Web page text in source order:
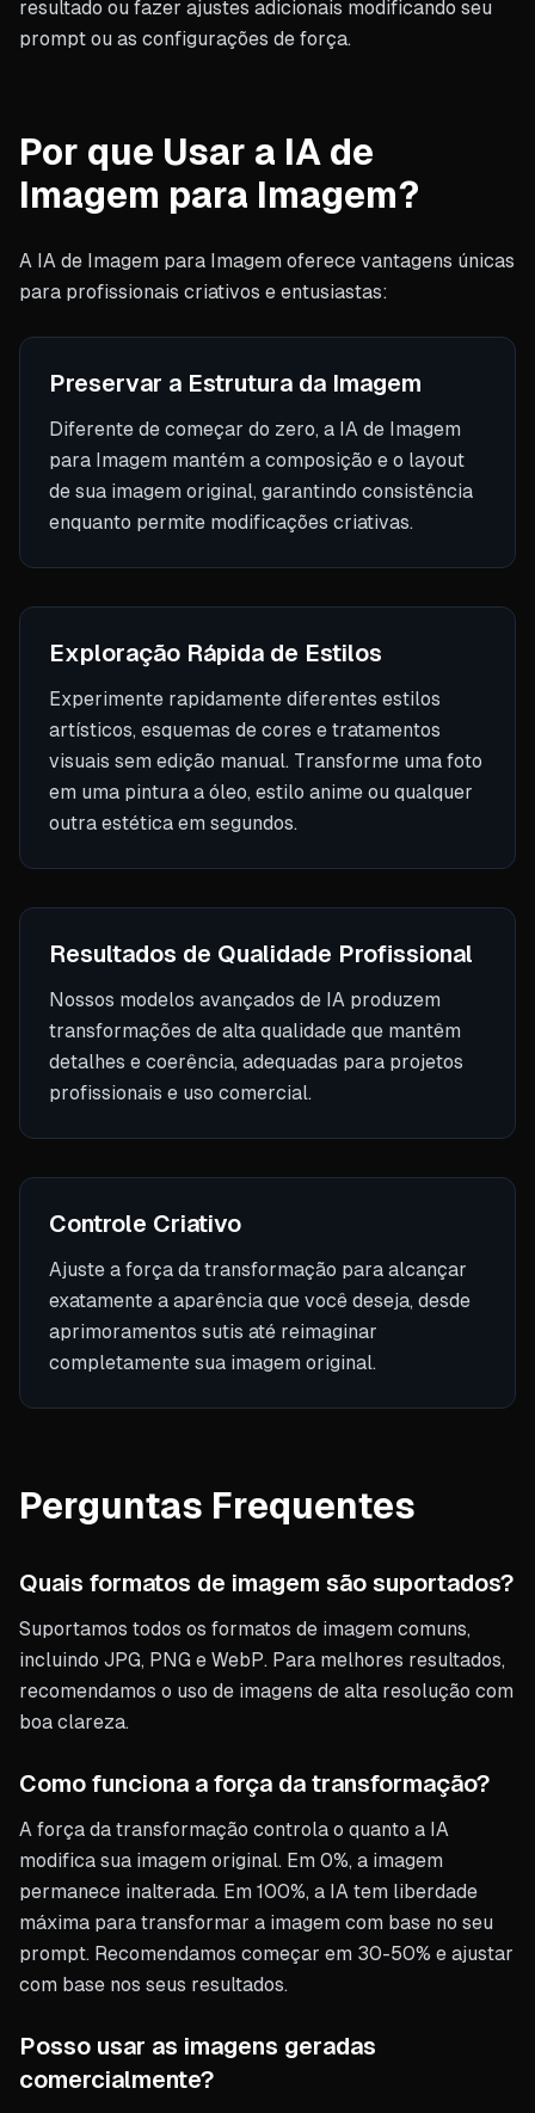
resultado ou fazer ajustes adicionais modificando seu
prompt ou as configurações de força.
Por que Usar a IA de
Imagem para Imagem?
A IA de Imagem para Imagem oferece vantagens únicas
para profissionais criativos e entusiastas:
Preservar a Estrutura da Imagem
Diferente de começar do zero, a IA de Imagem
para Imagem mantém a composição e o layout
de sua imagem original, garantindo consistência
enquanto permite modificações criativas.
Exploração Rápida de Estilos
Experimente rapidamente diferentes estilos
artísticos, esquemas de cores e tratamentos
visuais sem edição manual. Transforme uma foto
em uma pintura a óleo, estilo anime ou qualquer
outra estética em segundos.
Resultados de Qualidade Profissional
Nossos modelos avançados de IA produzem
transformações de alta qualidade que mantêm
detalhes e coerência, adequadas para projetos
profissionais e uso comercial.
Controle Criativo
Ajuste a força da transformação para alcançar
exatamente a aparência que você deseja, desde
aprimoramentos sutis até reimaginar
completamente sua imagem original.
Perguntas Frequentes
Quais formatos de imagem são suportados?
Suportamos todos os formatos de imagem comuns,
incluindo JPG, PNG e WebP. Para melhores resultados,
recomendamos o uso de imagens de alta resolução com
boa clareza.
Como funciona a força da transformação?
A força da transformação controla o quanto a IA
modifica sua imagem original. Em 0%, a imagem
permanece inalterada. Em 100%, a IA tem liberdade
máxima para transformar a imagem com base no seu
prompt. Recomendamos começar em 30-50% e ajustar
com base nos seus resultados.
Posso usar as imagens geradas
comercialmente?